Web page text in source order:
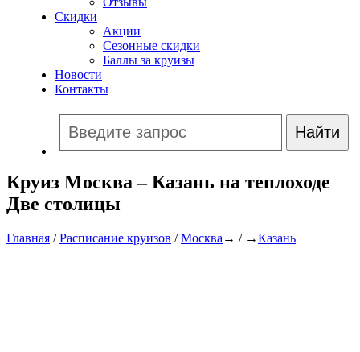
Скидки
Акции
Сезонные скидки
Баллы за круизы
Новости
Контакты
Круиз Москва – Казань на теплоходе
Две столицы
Главная /Расписание круизов /Москва → / →Казань